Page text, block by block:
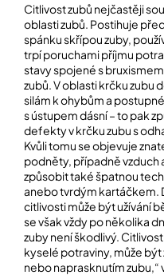
Citlivost zubů nejčastěji
oblasti zubů. Postihuje
spánku skřípou zuby,
trpí poruchami příjmu
stavy spojené s
zubů. V oblasti krčku zubu
silám k ohybům a
s ústupem dásní – to pak
defekty v krčku zubu s
Kvůli tomu se objevuje
podněty, případně vzduch
způsobit také špatnou
anebo tvrdým kartáčkem.
citlivosti může být užívání
se však vždy po několika
zuby není škodlivý.
kyselé potraviny, může
nebo naprasknutím zubu,“